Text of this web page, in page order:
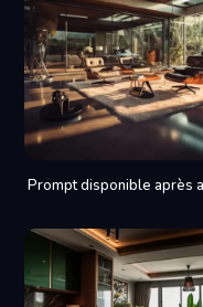
Prompt disponible après